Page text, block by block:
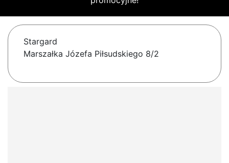
Stargard
Marszałka Józefa Piłsudskiego 8/2